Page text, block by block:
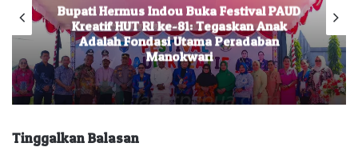
Bupati Hermus Indou Buka Festival PAUD
Kreatif HUT RI ke-81: Tegaskan Anak
Adalah Fondasi Utama Peradaban
Manokwari
Tinggalkan Balasan